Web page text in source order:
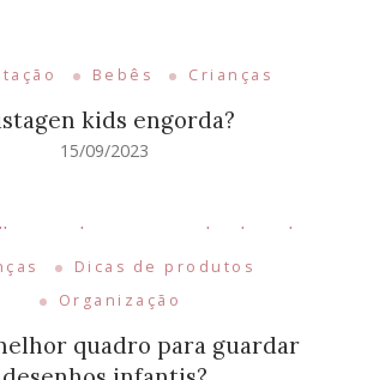
Bebês Crianças
kids engorda?
15/09/2023
Dicas de produtos
Organização
quadro para guardar